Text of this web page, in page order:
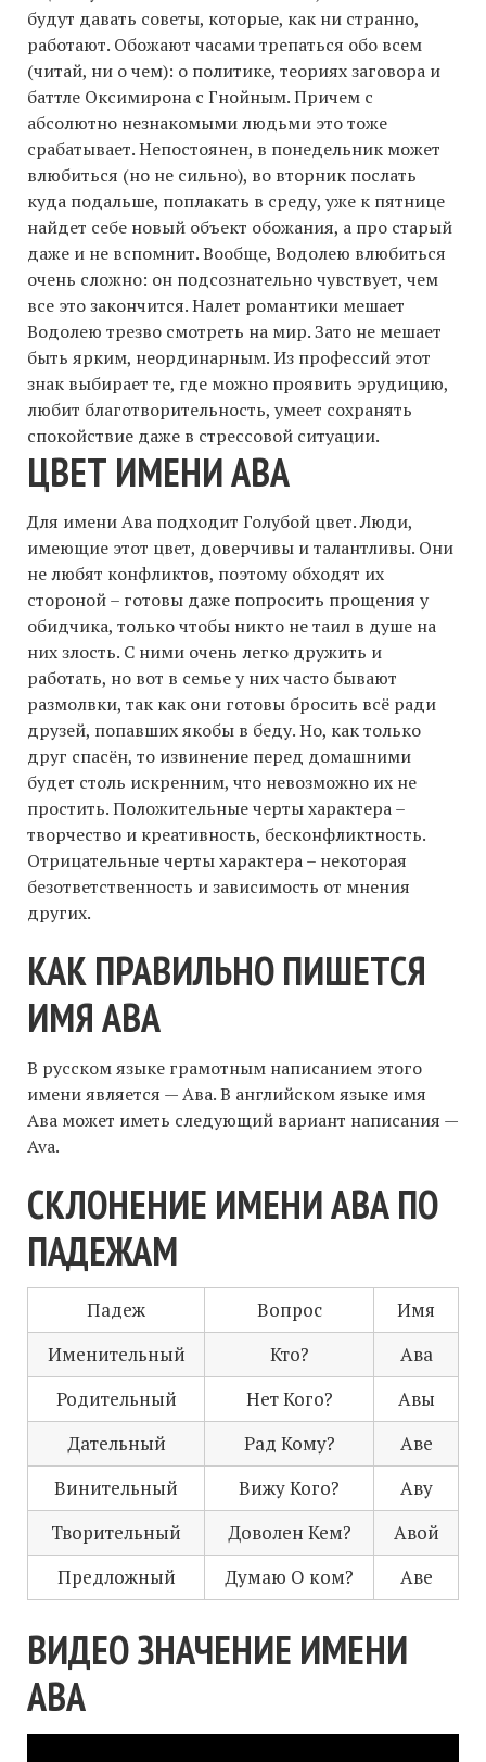
будут давать советы, которые, как ни странно,
работают. Обожают часами трепаться обо всем
(читай, ни о чем): о политике, теориях заговора и
баттле Оксимирона с Гнойным. Причем с
абсолютно незнакомыми людьми это тоже
срабатывает. Непостоянен, в понедельник может
влюбиться (но не сильно), во вторник послать
куда подальше, поплакать в среду, уже к пятнице
найдет себе новый объект обожания, а про старый
даже и не вспомнит. Вообще, Водолею влюбиться
очень сложно: он подсознательно чувствует, чем
все это закончится. Налет романтики мешает
Водолею трезво смотреть на мир. Зато не мешает
быть ярким, неординарным. Из профессий этот
знак выбирает те, где можно проявить эрудицию,
любит благотворительность, умеет сохранять
спокойствие даже в стрессовой ситуации.
ЦВЕТ ИМЕНИ АВА
Для имени Ава подходит Голубой цвет. Люди,
имеющие этот цвет, доверчивы и талантливы. Они
не любят конфликтов, поэтому обходят их
стороной – готовы даже попросить прощения у
обидчика, только чтобы никто не таил в душе на
них злость. С ними очень легко дружить и
работать, но вот в семье у них часто бывают
размолвки, так как они готовы бросить всё ради
друзей, попавших якобы в беду. Но, как только
друг спасён, то извинение перед домашними
будет столь искренним, что невозможно их не
простить. Положительные черты характера –
творчество и креативность, бесконфликтность.
Отрицательные черты характера – некоторая
безответственность и зависимость от мнения
других.
КАК ПРАВИЛЬНО ПИШЕТСЯ
ИМЯ АВА
В русском языке грамотным написанием этого
имени является — Ава. В английском языке имя
Ава может иметь следующий вариант написания —
Ava.
СКЛОНЕНИЕ ИМЕНИ АВА ПО
ПАДЕЖАМ
Падеж Вопрос
Имя
Именительный
Кто?
Ава
Родительный
Нет Кого?
Авы
Дательный
Рад Кому?
Аве
Винительный
Вижу Кого?
Аву
Творительный
Доволен Кем?
Авой
Предложный
Думаю О ком? Аве
ВИДЕО ЗНАЧЕНИЕ ИМЕНИ
АВА